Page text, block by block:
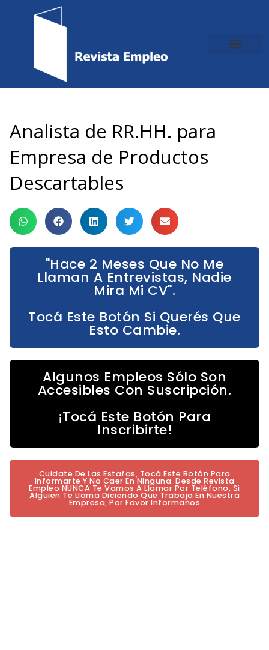
Analista de RR.HH. para
Empresa de Productos
Descartables
"Hace 2 Meses Que No Me
Llaman A Entrevistas, Nadie
Mira Mi CV".
Tocá Este Botón Si Querés Que
Esto Cambie.
Algunos Empleos Sólo Son
Accesibles Con Suscripción.
¡Tocá Este Botón Para
Inscribirte!
Cuidate De Las Estafas, Tocá Este Botón Para
Informarte Y No Caer En Ninguna. Desde Revista
Empleo NUNCA Te Vamos A Llamar Por Teléfono, Si
Alguien Te Llama Diciendo Que Trabaja En Nuestra
Empresa, Por Favor Informanos